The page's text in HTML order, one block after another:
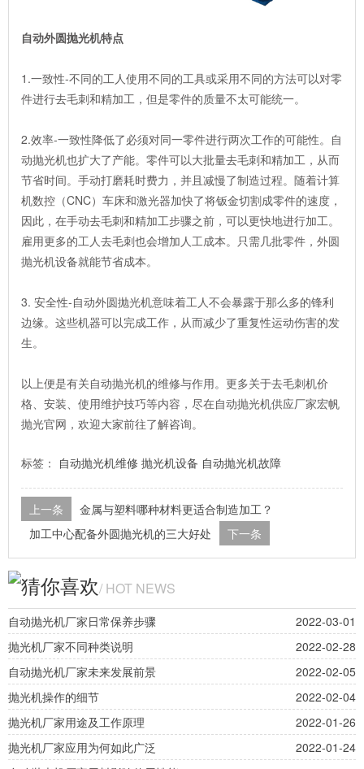
自动外圆抛光机特点
1.一致性-不同的工人使用不同的工具或采用不同的方法可以对零
件进行去毛刺和精加工，但是零件的质量不太可能统一。
2.效率-一致性降低了必须对同一零件进行两次工作的可能性。自
动抛光机也扩大了产能。零件可以大批量去毛刺和精加工，从而
节省时间。手动打磨耗时费力，并且减慢了制造过程。随着计算
机数控（CNC）车床和激光器加快了将钣金切割成零件的速度，
因此，在手动去毛刺和精加工步骤之前，可以更快地进行加工。
雇用更多的工人去毛刺也会增加人工成本。只需几批零件，外圆
抛光机设备就能节省成本。
3. 安全性-自动外圆抛光机意味着工人不会暴露于那么多的锋利
边缘。这些机器可以完成工作，从而减少了重复性运动伤害的发
生。
以上便是有关自动抛光机的维修与作用。更多关于去毛刺机价
格、安装、使用维护技巧等内容，尽在自动抛光机供应厂家宏帆
抛光官网，欢迎大家前往了解咨询。
标签： 自动抛光机维修 抛光机设备 自动抛光机故障
上一条
金属与塑料哪种材料更适合制造加工？
加工中心配备外圆抛光机的三大好处
下一条
猜你喜欢/ HOT NEWS
自动抛光机厂家日常保养步骤
2022-03-01
抛光机厂家不同种类说明
2022-02-28
自动抛光机厂家未来发展前景
2022-02-05
抛光机操作的细节
2022-02-04
抛光机厂家用途及工作原理
2022-01-26
抛光机厂家应用为何如此广泛
2022-01-24